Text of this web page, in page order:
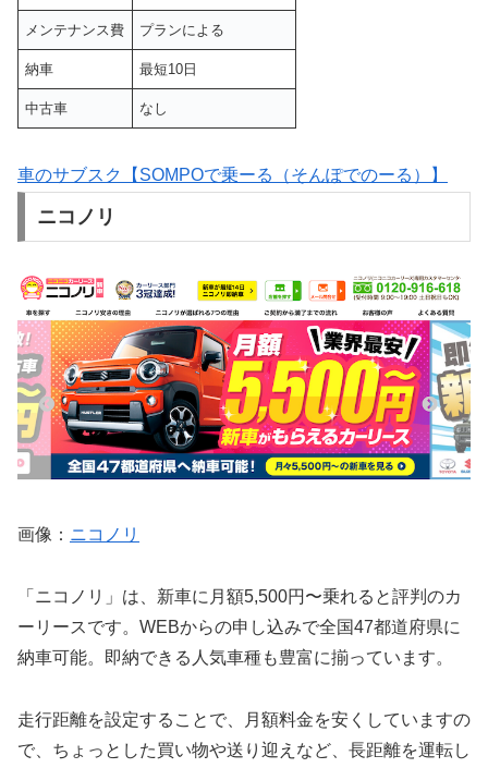
メンテナンス費 プランによる
納車 最短10日
中古車 なし
車のサブスク【SOMPOで乗ーる（そんぽでのーる）】
ニコノリ
画像： ニコノリ
「ニコノリ」は、新車に月額5,500円〜乗れると評判のカ
ーリースです。WEBからの申し込みで全国47都道府県に
納車可能。即納できる人気車種も豊富に揃っています。
走行距離を設定することで、月額料金を安くしていますの
で、ちょっとした買い物や送り迎えなど、長距離を運転し